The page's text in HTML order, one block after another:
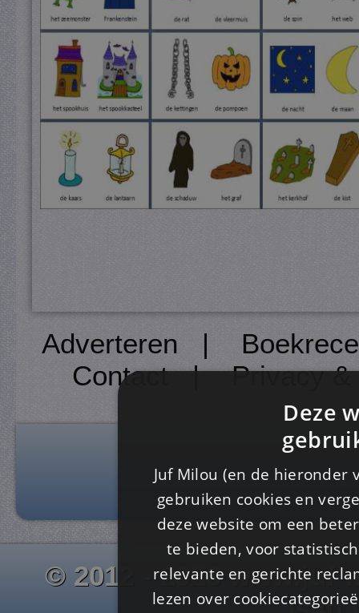
Adverteren |
Contact|Privacy &
© 2012 - 2026
Deze
Juf Milou (en de
gebruiken cookies en
deze website om een
te bieden, voor
relevante en gerichte
lezen over